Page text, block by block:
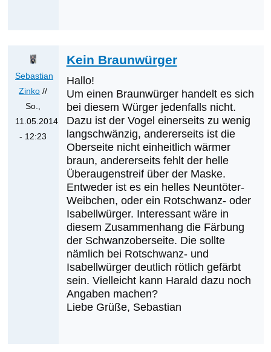
Sebastian
Zinko //
So.,
11.05.2014
- 12:23
Braunwürger?
Kein Braunwürger
Hallo!
Um einen Braunwürger handelt es sich
bei diesem Würger jedenfalls nicht.
Dazu ist der Vogel einerseits zu wenig
langschwänzig, andererseits ist die
Oberseite nicht einheitlich wärmer
braun, andererseits fehlt der helle
Überaugenstreif über der Maske.
Entweder ist es ein helles Neuntöter-
Weibchen, oder ein Rotschwanz- oder
Isabellwürger. Interessant wäre in
diesem Zusammenhang die Färbung
der Schwanzoberseite. Die sollte
nämlich bei Rotschwanz- und
Isabellwürger deutlich rötlich gefärbt
sein. Vielleicht kann Harald dazu noch
Angaben machen?
Liebe Grüße, Sebastian